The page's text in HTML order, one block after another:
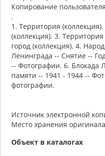
Копирование
.
1. Территория
(коллекция). 3.
город (коллекция). 4.
Ленинграда -- Снятие --
-- Фотографии. 6. Блокада
памяти -- 1941 - 1944 --
фотографии.
Источник электронной
Место хранения
Объект в каталогах